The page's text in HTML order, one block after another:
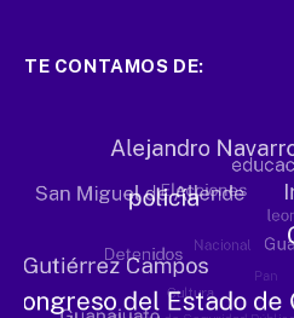
TE CONTAMOS DE: